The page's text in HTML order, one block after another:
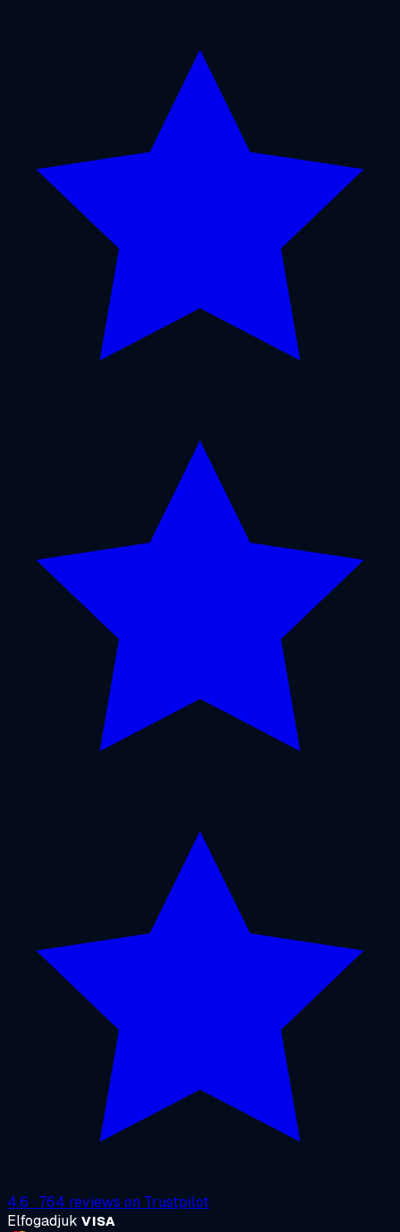
4.6 · 764 reviews on Trustpilot
Elfogadjuk VISA